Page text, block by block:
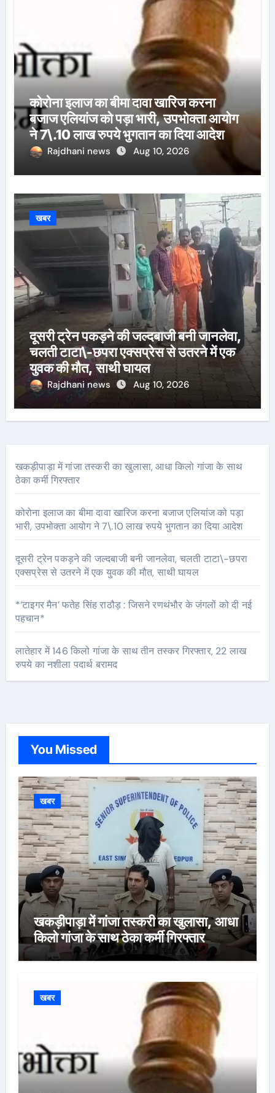
कोरोना इलाज का बीमा दावा खारिज करना
बजाज एलियांज को पड़ा भारी, उपभोक्ता आयोग
ने 7\.10 लाख रुपये भुगतान का दिया आदेश
Rajdhani news Aug 10, 2026
खबर
दूसरी ट्रेन पकड़ने की जल्दबाजी बनी जानलेवा,
चलती टाटा\-छपरा एक्सप्रेस से उतरने में एक
युवक की मौत, साथी घायल
Rajdhani news Aug 10, 2026
खकड़ीपाड़ा में गांजा तस्करी का खुलासा, आधा किलो गांजा के साथ
ठेका कर्मी गिरफ्तार
कोरोना इलाज का बीमा दावा खारिज करना बजाज एलियांज को पड़ा
भारी, उपभोक्ता आयोग ने 7\.10 लाख रुपये भुगतान का दिया आदेश
दूसरी ट्रेन पकड़ने की जल्दबाजी बनी जानलेवा, चलती टाटा\-छपरा
एक्सप्रेस से उतरने में एक युवक की मौत, साथी घायल
*‘टाइगर मैन’ फतेह सिंह राठौड़ : जिसने रणथंभौर के जंगलों को दी नई
पहचान*
लातेहार में 146 किलो गांजा के साथ तीन तस्कर गिरफ्तार, 22 लाख
रुपये का नशीला पदार्थ बरामद
You Missed
खबर
खकड़ीपाड़ा में गांजा तस्करी का खुलासा, आधा
किलो गांजा के साथ ठेका कर्मी गिरफ्तार
खबर